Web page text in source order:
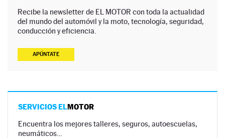
Recibe la newsletter de EL MOTOR con toda la actualidad
del mundo del automóvil y la moto, tecnología, seguridad,
conducción y eficiencia.
APÚNTATE
SERVICIOS ELMOTOR
Encuentra los mejores talleres, seguros, autoescuelas,
neumáticos…